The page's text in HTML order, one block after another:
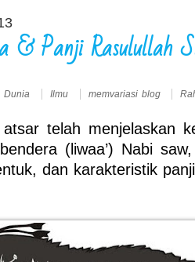
& Panji
Dunia Ilmu memvariasi blog
telah menjelaskan
(liwaa’) Nabi
dan karakteristik